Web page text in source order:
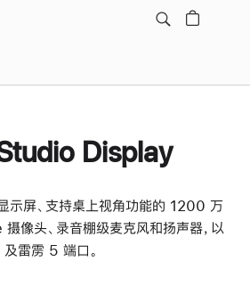
Display
示屏、支持桌上视角功能的 1200 万
像头、录音棚级麦克风和扬声器，以
及雷雳 5 端口。